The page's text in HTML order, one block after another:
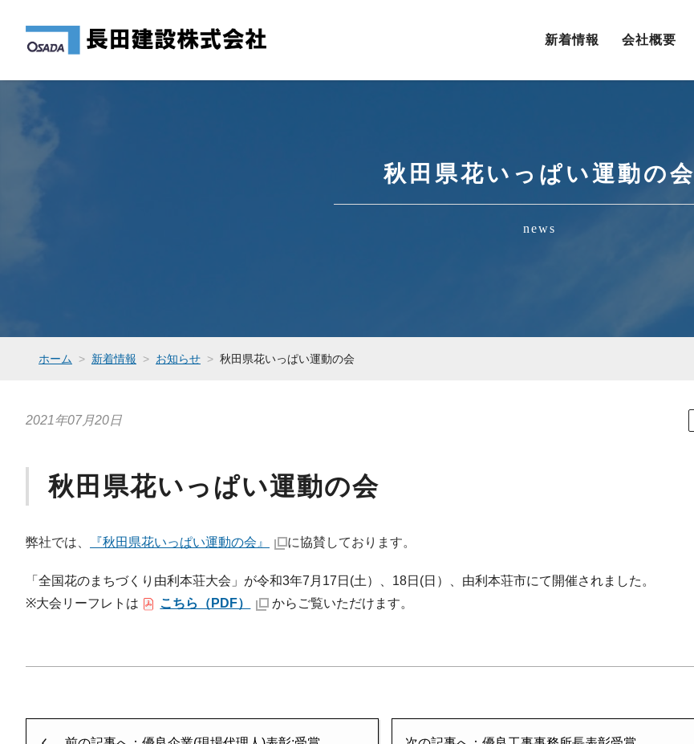
新着情報 会社概要
秋田県花いっぱい運動の会
news
ホーム 新着情報 お知らせ 秋田県花いっぱい運動の会
2021年07月20日
秋田県花いっぱい運動の会
弊社では、 『秋田県花いっぱい運動の会』 に協賛しております。
「全国花のまちづくり由利本荘大会」が令和3年7月17日(土）、18日(日）、由利本荘市にて開催されました。
※大会リーフレトは
こちら（PDF） からご覧いただけます。